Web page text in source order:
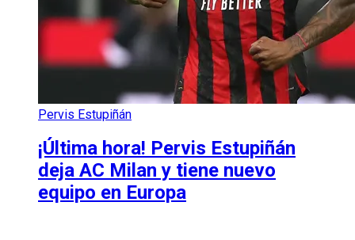
Pervis Estupiñán
¡Última hora! Pervis Estupiñán
deja AC Milan y tiene nuevo
equipo en Europa